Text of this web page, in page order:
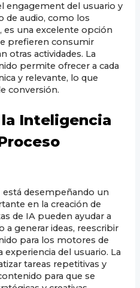
engagement del usuario y
de audio, como los
es una excelente opción
prefieren consumir
otras actividades. La
permite ofrecer a cada
y relevante, lo que
conversión.
Inteligencia
está desempeñando un
en la creación de
de IA pueden ayudar a
a generar ideas, reescribir
para los motores de
del usuario. La
tareas repetitivas y
para que se